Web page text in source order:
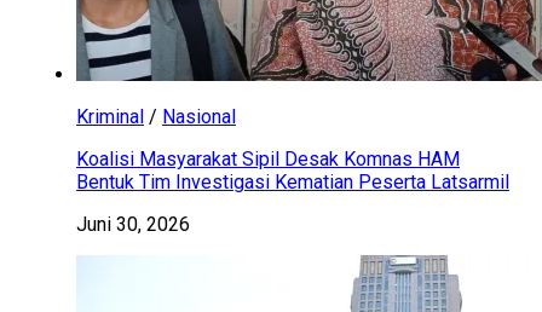
Kriminal / Nasional
Koalisi Masyarakat Sipil Desak Komnas HAM
Bentuk Tim Investigasi Kematian Peserta Latsarmil
Juni 30, 2026